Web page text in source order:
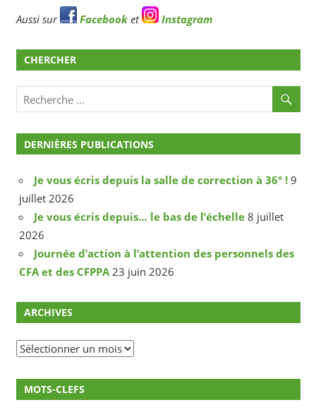
Aussi sur Facebooket Instagram
CHERCHER
DERNIÈRES PUBLICATIONS
Je vous écris depuis la salle de correction à 36° ! 9
juillet 2026
Je vous écris depuis… le bas de l’échelle 8 juillet
2026
Journée d’action à l’attention des personnels des
CFA et des CFPPA 23 juin 2026
ARCHIVES
Archives
MOTS-CLEFS